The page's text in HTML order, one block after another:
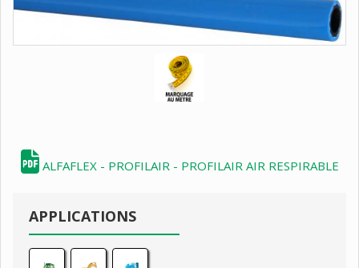
ALFAFLEX - PROFILAIR - PROFILAIR AIR RESPIRABLE
APPLICATIONS